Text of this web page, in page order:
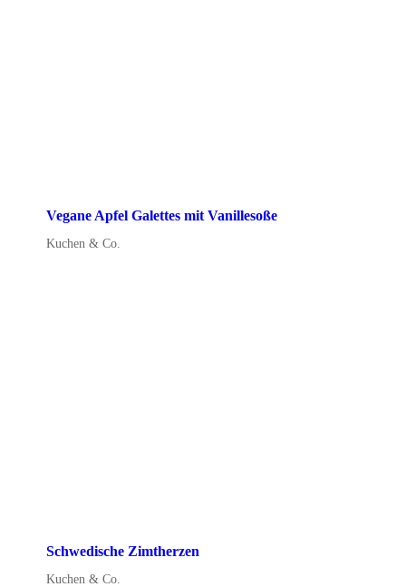
Vegane Apfel Galettes mit Vanillesoße
Kuchen & Co.
Schwedische Zimtherzen
Kuchen & Co.